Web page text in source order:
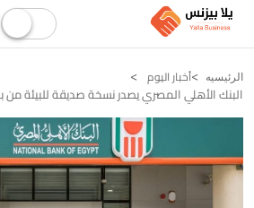
الرئيسيه أخبار اليوم
البنك الأهلي المصري يصدر نسخة صديقة للبيئة من